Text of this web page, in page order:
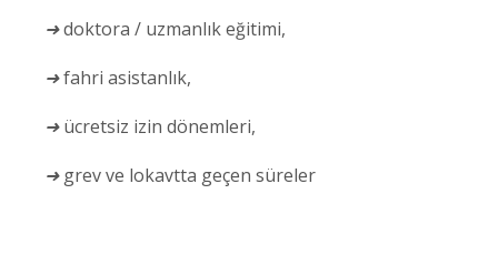
➜doktora / uzmanlık eğitimi,
➜fahri asistanlık,
➜ücretsiz izin dönemleri,
➜grev ve lokavtta geçen süreler